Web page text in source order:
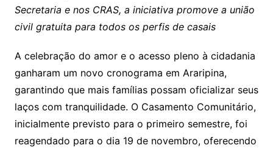
Secretaria e nos CRAS, a iniciativa promove a união
civil gratuita para todos os perfis de casais
A celebração do amor e o acesso pleno à cidadania
ganharam um novo cronograma em Araripina,
garantindo que mais famílias possam oficializar seus
laços com tranquilidade. O Casamento Comunitário,
inicialmente previsto para o primeiro semestre, foi
reagendado para o dia 19 de novembro, oferecendo